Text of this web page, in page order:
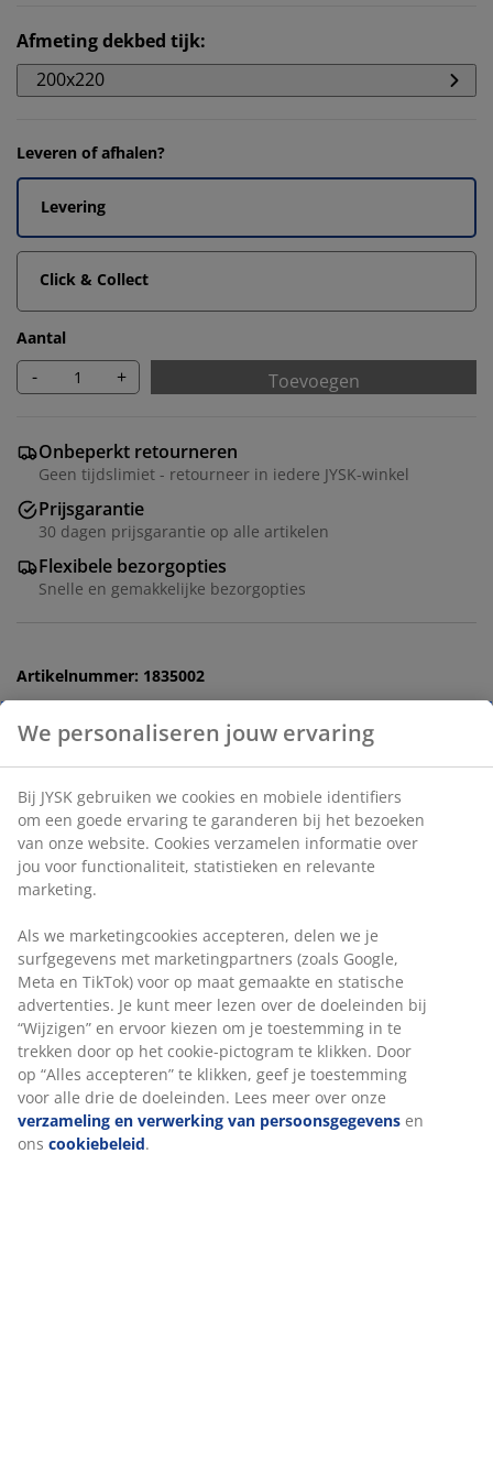
Afmeting dekbed tijk:
200x220
Leveren of afhalen?
Levering
Click & Collect
Aantal
- + Toevoegen
Onbeperkt retourneren
Geen tijdslimiet - retourneer in iedere JYSK-winkel
Prijsgarantie
30 dagen prijsgarantie op alle artikelen
Flexibele bezorgopties
Snelle en gemakkelijke bezorgopties
Artikelnummer: 1835002
Specificaties
Beoordelingen
Levering
We personaliseren jouw ervaring
Bij JYSK gebruiken we cookies en mobiele identifiers om
onze website. Cookies verzamelen informatie over jou voor
functionaliteit, statistieken en relevante marketing.
Als we marketingcookies accepteren, delen we je
surfgegevens met marketingpartners (zoals Google, Meta
en TikTok) voor op maat gemaakte en statische
advertenties. Je kunt meer lezen over de doeleinden bij
“Wijzigen” en ervoor kiezen om je toestemming in te
trekken door op het cookie-pictogram te klikken. Door op
“Alles accepteren” te klikken, geef je toestemming voor alle